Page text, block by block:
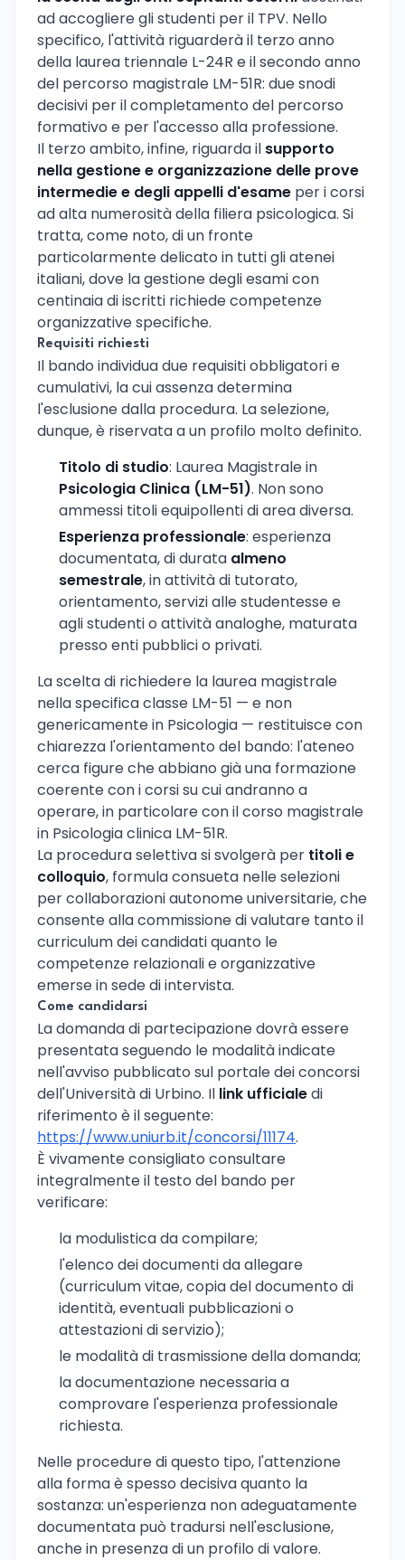
ad accogliere gli studenti per il TPV. Nello
specifico, l'attività riguarderà il terzo anno
della laurea triennale L-24R e il secondo anno
del percorso magistrale LM-51R: due snodi
decisivi per il completamento del percorso
formativo e per l'accesso alla professione.
Il terzo ambito, infine, riguarda il supporto
nella gestione e organizzazione delle prove
intermedie e degli appelli d'esame per i corsi
ad alta numerosità della filiera psicologica. Si
tratta, come noto, di un fronte
particolarmente delicato in tutti gli atenei
italiani, dove la gestione degli esami con
centinaia di iscritti richiede competenze
organizzative specifiche.
Requisiti richiesti
Il bando individua due requisiti obbligatori e
cumulativi, la cui assenza determina
l'esclusione dalla procedura. La selezione,
dunque, è riservata a un profilo molto definito.
Titolo di studio: Laurea Magistrale in
Psicologia Clinica (LM-51). Non sono
ammessi titoli equipollenti di area diversa.
Esperienza professionale: esperienza
documentata, di durata almeno
semestrale, in attività di tutorato,
orientamento, servizi alle studentesse e
agli studenti o attività analoghe, maturata
presso enti pubblici o privati.
La scelta di richiedere la laurea magistrale
nella specifica classe LM-51 — e non
genericamente in Psicologia — restituisce con
chiarezza l'orientamento del bando: l'ateneo
cerca figure che abbiano già una formazione
coerente con i corsi su cui andranno a
operare, in particolare con il corso magistrale
in Psicologia clinica LM-51R.
La procedura selettiva si svolgerà per titoli e
colloquio, formula consueta nelle selezioni
per collaborazioni autonome universitarie, che
consente alla commissione di valutare tanto il
curriculum dei candidati quanto le
competenze relazionali e organizzative
emerse in sede di intervista.
Come candidarsi
La domanda di partecipazione dovrà essere
presentata seguendo le modalità indicate
nell'avviso pubblicato sul portale dei concorsi
dell'Università di Urbino. Il link ufficialedi
riferimento è il seguente:
https://www.uniurb.it/concorsi/11174.
È vivamente consigliato consultare
integralmente il testo del bando per
verificare:
la modulistica da compilare;
l'elenco dei documenti da allegare
(curriculum vitae, copia del documento di
identità, eventuali pubblicazioni o
attestazioni di servizio);
le modalità di trasmissione della domanda;
la documentazione necessaria a
comprovare l'esperienza professionale
richiesta.
Nelle procedure di questo tipo, l'attenzione
alla forma è spesso decisiva quanto la
sostanza: un'esperienza non adeguatamente
documentata può tradursi nell'esclusione,
anche in presenza di un profilo di valore.